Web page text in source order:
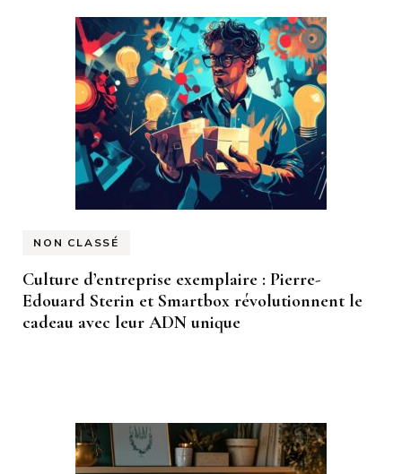
NON CLASSÉ
Culture d’entreprise exemplaire : Pierre-
Edouard Sterin et Smartbox révolutionnent le
cadeau avec leur ADN unique